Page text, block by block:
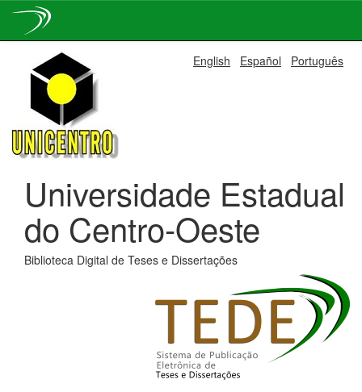
navigation
English Español Português
Universidade Estadual
do Centro-Oeste
Biblioteca Digital de Teses e Dissertações